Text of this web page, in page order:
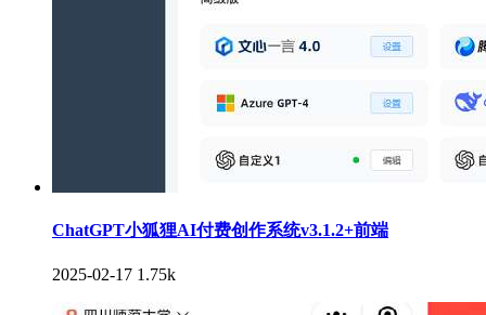
ChatGPT小狐狸AI付费创作系统v3.1.2+前端
2025-02-17 1.75k